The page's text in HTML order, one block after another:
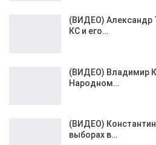
(ВИДЕО) Александр
КС и его…
(ВИДЕО) Владимир
Народном…
(ВИДЕО)
выборах в…